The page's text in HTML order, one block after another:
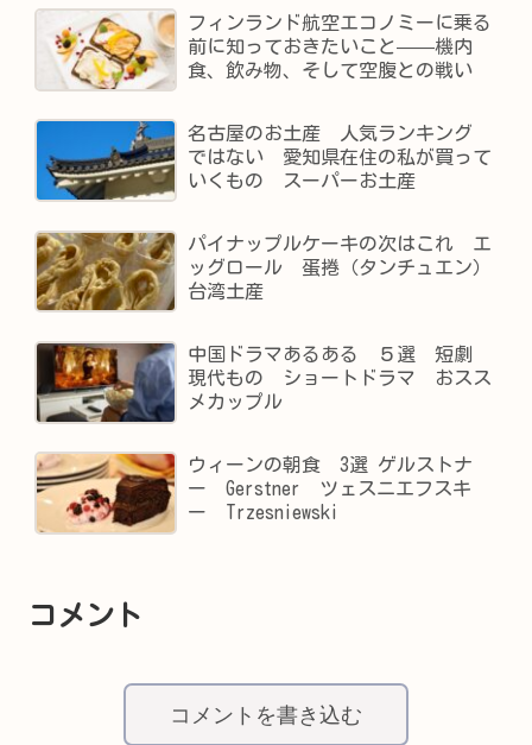
フィンランド航空エコノミーに乗る
前に知っておきたいこと——機内
食、飲み物、そして空腹との戦い
名古屋のお土産 人気ランキング
ではない 愛知県在住の私が買って
いくもの スーパーお土産
パイナップルケーキの次はこれ エ
ッグロール 蛋捲（タンチュエン）
台湾土産
中国ドラマあるある ５選 短劇
現代もの ショートドラマ おスス
メカップル
ウィーンの朝食 3選 ゲルストナ
ー Gerstner ツェスニエフスキ
ー Trzesniewski
コメント
コメントを書き込む